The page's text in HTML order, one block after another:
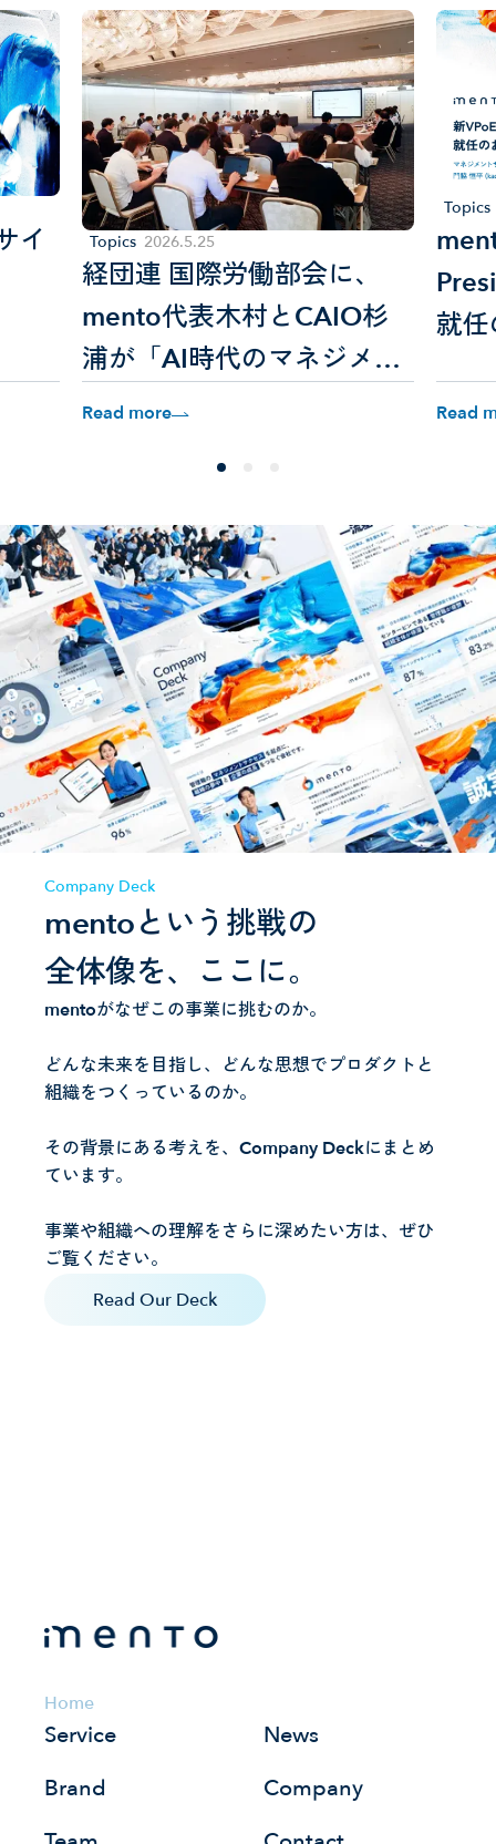
イ Topics 2026.5.25
経団連 国際労働部会に、
mento代表木村とCAIO杉
浦が「AI時代のマネジメン
トや人間の役割」をテーマ
Read more
Topics
就
Read
Company Deck
mentoという挑戦の
全体像を、ここに。
mentoがなぜこの事業に挑むのか。
どんな未来を目指し、どんな思想でプロダクトと
組織をつくっているのか。
その背景にある考えを、Company Deckにまとめ
ています。
事業や組織への理解をさらに深めたい方は、ぜひ
ご覧ください。
Read Our Deck
Home
Service
News
Brand
Company